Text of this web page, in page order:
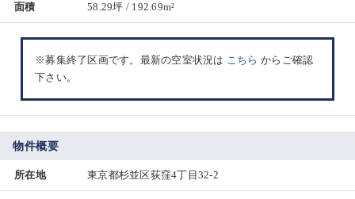
面積 58.29坪 / 192.69m²
※募集終了区画です。最新の空室状況は こちら からご確認
下さい。
物件概要
所在地 東京都杉並区荻窪4丁目32-2